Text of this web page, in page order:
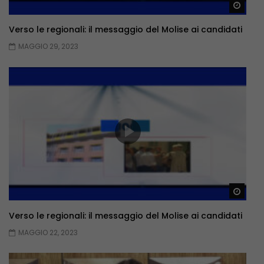
Verso le regionali: il messaggio del Molise ai candidati
MAGGIO 29, 2023
Verso le regionali: il messaggio del Molise ai candidati
MAGGIO 22, 2023